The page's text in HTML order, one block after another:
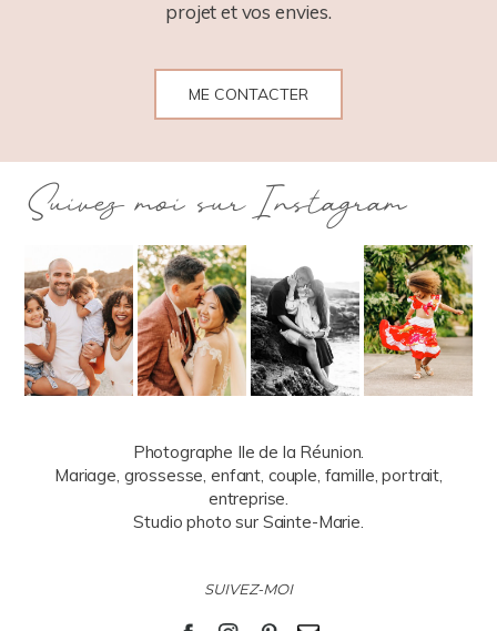
projet et vos envies.
ME CONTACTER
Suivez moi sur Instagram
Photographe Ile de la Réunion.
Mariage, grossesse, enfant, couple, famille, portrait,
entreprise.
Studio photo sur Sainte-Marie.
SUIVEZ-MOI